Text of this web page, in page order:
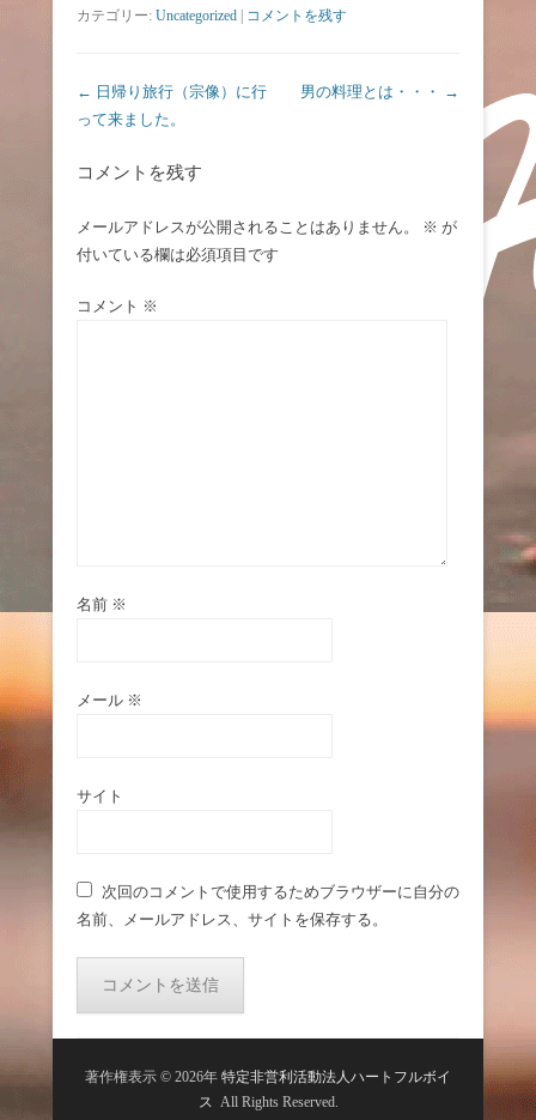
カテゴリー: Uncategorized コメントを残す
投稿ナビゲーション
← 日帰り旅行（宗像）に行
って来ました。
男の料理とは・・・ →
コメントを残す
メールアドレスが公開されることはありません。 ※ が
付いている欄は必須項目です
コメント ※
名前 ※
メール ※
サイト
次回のコメントで使用するためブラウザーに自分の
名前、メールアドレス、サイトを保存する。
著作権表示 © 2026年 特定非営利活動法人ハートフルボイ
ス All Rights Reserved.